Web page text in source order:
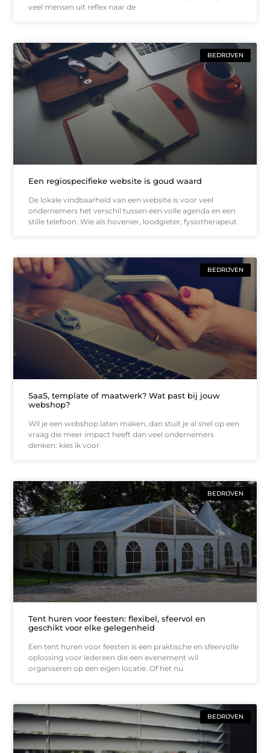
veel mensen uit reflex naar de
BEDRIJVEN
Een regiospecifieke website is goud waard
De lokale vindbaarheid van een website is voor veel
ondernemers het verschil tussen een volle agenda en een
stille telefoon. Wie als hovenier, loodgieter, fysiotherapeut
BEDRIJVEN
SaaS, template of maatwerk? Wat past bij jouw
webshop?
Wil je een webshop laten maken, dan stuit je al snel op een
vraag die meer impact heeft dan veel ondernemers
denken: kies ik voor
BEDRIJVEN
Tent huren voor feesten: flexibel, sfeervol en
geschikt voor elke gelegenheid
Een tent huren voor feesten is een praktische en sfeervolle
oplossing voor iedereen die een evenement wil
organiseren op een eigen locatie. Of het nu
BEDRIJVEN